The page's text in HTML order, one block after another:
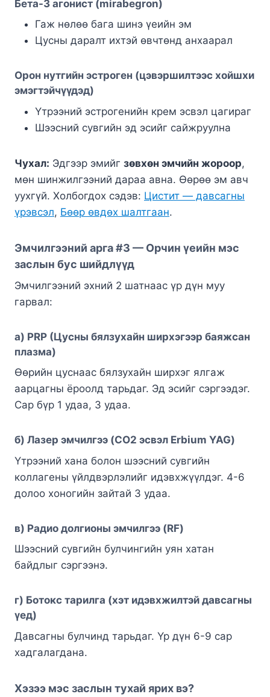
Бета-3 агонист (mirabegron)
Гаж нөлөө бага шинэ үеийн эм
Цусны даралт ихтэй өвчтөнд анхаарал
Орон нутгийн эстроген (цэвэршилтээс хойшхи
эмэгтэйчүүдэд)
Үтрээний эстрогенийн крем эсвэл цагираг
Шээсний сувгийн эд эсийг сайжруулна
Чухал: Эдгээр эмийг зөвхөн эмчийн жороор,
мөн шинжилгээний дараа авна. Өөрөө эм авч
уухгүй. Холбогдох сэдэв: Цистит — давсагны
үрэвсэл, Бөөр өвдөх шалтгаан.
Эмчилгээний арга #3 — Орчин үеийн мэс
заслын бус шийдлүүд
Эмчилгээний эхний 2 шатнаас үр дүн муу
гарвал:
а) PRP (Цусны бялзухайн ширхэгээр баяжсан
плазма)
Өөрийн цуснаас бялзухайн ширхэг ялгаж
аарцагны ёроолд тарьдаг. Эд эсийг сэргээдэг.
Сар бүр 1 удаа, 3 удаа.
б) Лазер эмчилгээ (CO2 эсвэл Erbium YAG)
Үтрээний хана болон шээсний сувгийн
коллагены үйлдвэрлэлийг идэвхжүүлдэг. 4-6
долоо хоногийн зайтай 3 удаа.
в) Радио долгионы эмчилгээ (RF)
Шээсний сувгийн булчингийн уян хатан
байдлыг сэргээнэ.
г) Ботокс тарилга (хэт идэвхжилтэй давсагны
үед)
Давсагны булчинд тарьдаг. Үр дүн 6-9 сар
хадгалагдана.
Хэзээ мэс заслын тухай ярих вэ?